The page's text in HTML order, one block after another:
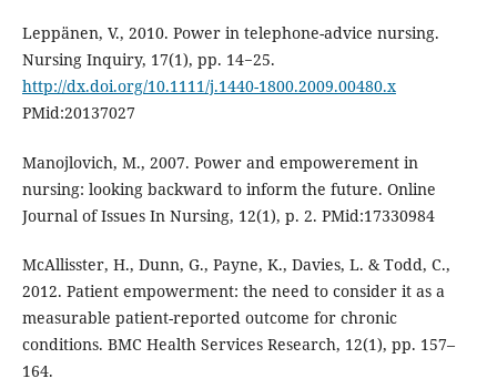
Leppänen, V., 2010. Power in telephone-advice nursing.
Nursing Inquiry, 17(1), pp. 14−25.
http://dx.doi.org/10.1111/j.1440-1800.2009.00480.x
PMid:20137027
Manojlovich, M., 2007. Power and empowerement in
nursing: looking backward to inform the future. Online
Journal of Issues In Nursing, 12(1), p. 2. PMid:17330984
McAllisster, H., Dunn, G., Payne, K., Davies, L. & Todd, C.,
2012. Patient empowerment: the need to consider it as a
measurable patient-reported outcome for chronic
conditions. BMC Health Services Research, 12(1), pp. 157–
164.